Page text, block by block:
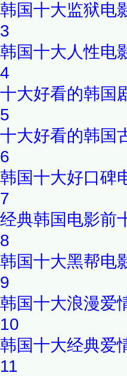
韩国十大监狱电
3
韩国十大人性电
4
十大好看的韩国
5
十大好看的韩国
6
韩国十大好口碑
7
经典韩国电影前
8
韩国十大黑帮电
9
韩国十大浪漫爱
10
韩国十大经典爱
11